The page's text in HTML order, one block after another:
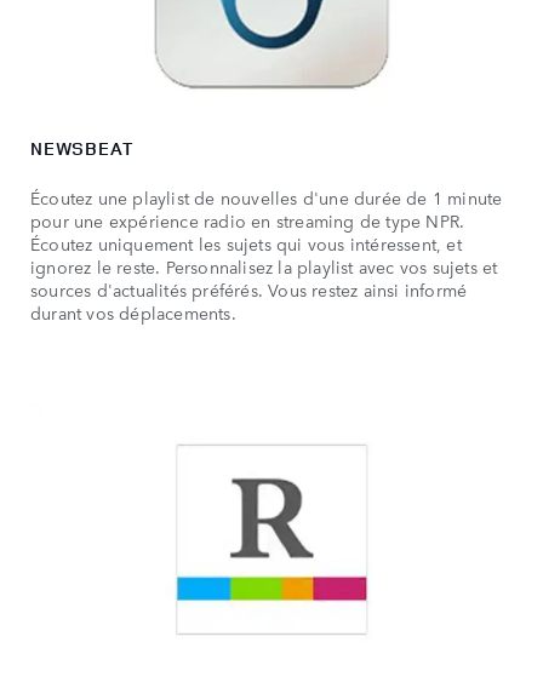
NEWSBEAT
Écoutez une playlist de nouvelles d'une durée de 1 minute
pour une expérience radio en streaming de type NPR.
Écoutez uniquement les sujets qui vous intéressent, et
ignorez le reste. Personnalisez la playlist avec vos sujets et
sources d'actualités préférés. Vous restez ainsi informé
durant vos déplacements.